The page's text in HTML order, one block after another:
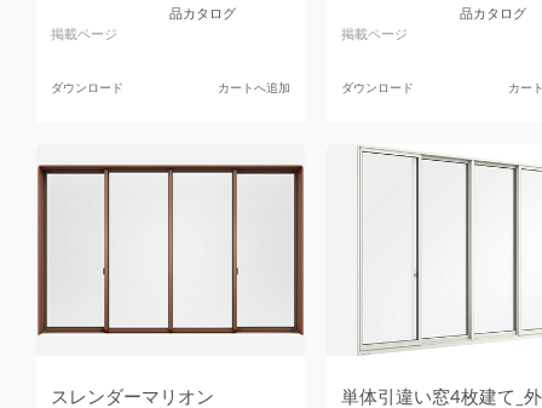
品カタログ
掲載ページ
ダウンロード カートへ追加
品カタログ
掲載ページ
ダウンロード カー
スレンダーマリオン
単体引違い窓4枚建て_